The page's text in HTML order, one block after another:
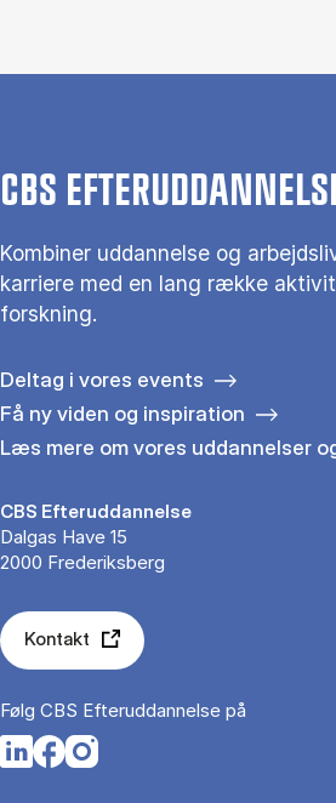
CBS
Kombiner uddannelse og
karriere med en lang række
forskning.
Deltag i vores events
Få ny viden og inspiration
Læs mere om vores uddannelser
CBS Efteruddannelse
Dalgas Have 15
2000 Frederiksberg
Kontakt
Følg CBS Efteruddannelse på
Opens in a new tab
Opens in a new tab
Opens in a new tab